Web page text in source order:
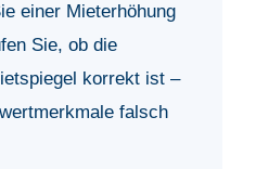
einer Mieterhöhung
Sie, ob die
korrekt ist –
falsch